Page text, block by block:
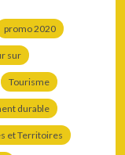
promo 2020
sur
Tourisme
durable
et Territoires